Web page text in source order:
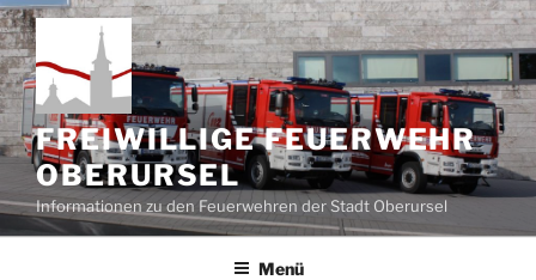
Zum
Inhalt
springen
FREIWILLIGE FEUERWEHR
OBERURSEL
Informationen zu den Feuerwehren der Stadt Oberursel
Menü